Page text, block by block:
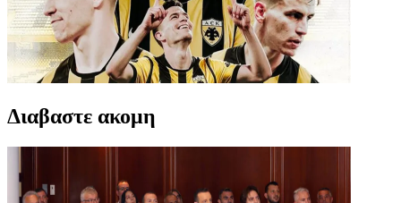
Διαβαστε ακομη